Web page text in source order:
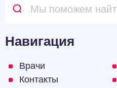
Навигация
Врачи
Контакты